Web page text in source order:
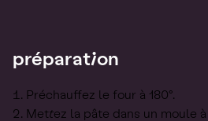
préparation
Préchauffez le four à 180°.
Mettez la pâte dans un moule